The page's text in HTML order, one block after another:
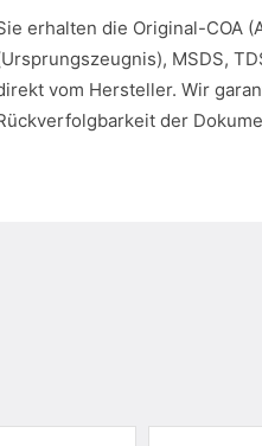
erhalten die Original-COA
MSDS,
vom Hersteller. Wir
der